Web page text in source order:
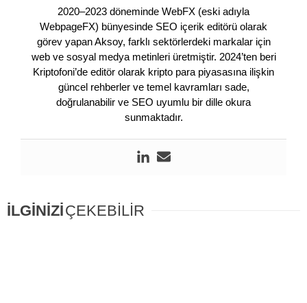
2020–2023 döneminde WebFX (eski adıyla
WebpageFX) bünyesinde SEO içerik editörü olarak
görev yapan Aksoy, farklı sektörlerdeki markalar için
web ve sosyal medya metinleri üretmiştir. 2024’ten beri
Kriptofoni’de editör olarak kripto para piyasasına ilişkin
güncel rehberler ve temel kavramları sade,
doğrulanabilir ve SEO uyumlu bir dille okura
sunmaktadır.
İLGİNİZİÇEKEBİLİR